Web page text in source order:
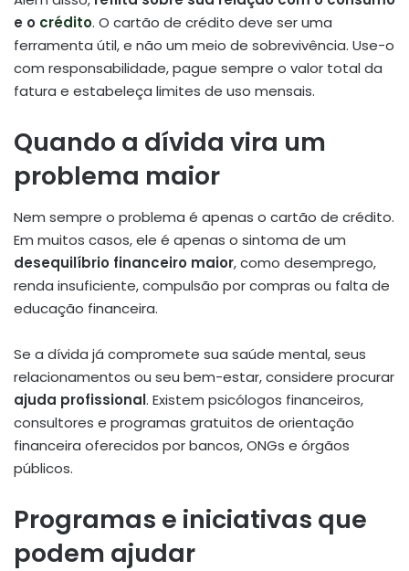
e o crédito. O cartão de crédito deve ser uma
ferramenta útil, e não um meio de sobrevivência. Use-o
com responsabilidade, pague sempre o valor total da
fatura e estabeleça limites de uso mensais.
Quando a dívida vira um
problema maior
Nem sempre o problema é apenas o cartão de crédito.
Em muitos casos, ele é apenas o sintoma de um
desequilíbrio financeiro maior, como desemprego,
renda insuficiente, compulsão por compras ou falta de
educação financeira.
Se a dívida já compromete sua saúde mental, seus
relacionamentos ou seu bem-estar, considere procurar
ajuda profissional. Existem psicólogos financeiros,
consultores e programas gratuitos de orientação
financeira oferecidos por bancos, ONGs e órgãos
públicos.
Programas e iniciativas que
podem ajudar